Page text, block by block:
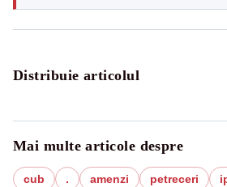
Distribuie articolul
Mai multe articole despre
cub . amenzi petreceri